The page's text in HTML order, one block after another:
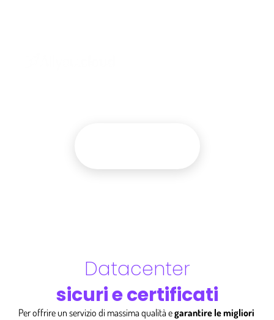
Datacenter
sicuri e certificati
Per offrire un servizio di massima qualità egarantire le migliori